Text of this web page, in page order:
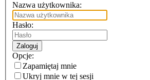
Nazwa użytkownika:
Hasło:
Zaloguj
Opcje:
Zapamiętaj mnie
Ukryj mnie w tej sesji